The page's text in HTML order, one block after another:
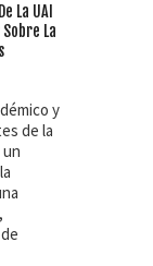
La UAI
La
y
de la